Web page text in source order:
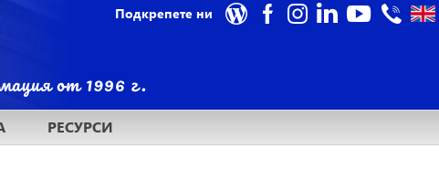
Подкрепете ни
РЕСУРСИ